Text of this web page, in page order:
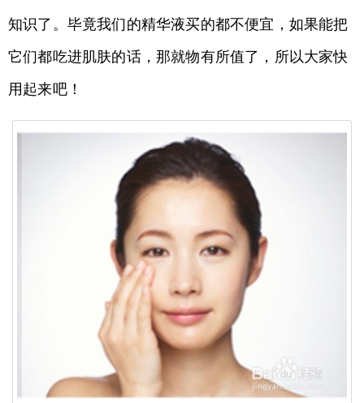
知识了。毕竟我们的精华液买的都不便宜，如果能把
它们都吃进肌肤的话，那就物有所值了，所以大家快
用起来吧！